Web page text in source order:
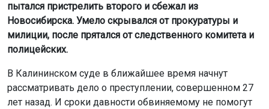
пытался пристрелить второго и сбежал из
Новосибирска. Умело скрывался от прокуратуры и
милиции, после прятался от следственного комитета и
полицейских.
В Калининском суде в ближайшее время начнут
рассматривать дело о преступлении, совершенном 27
лет назад. И сроки давности обвиняемому не помогут